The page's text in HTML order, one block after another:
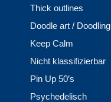
Thick outlines
Doodle art / Doodling
Keep Calm
Nicht klassifizierbar
Pin Up 50’s
Psychedelisch